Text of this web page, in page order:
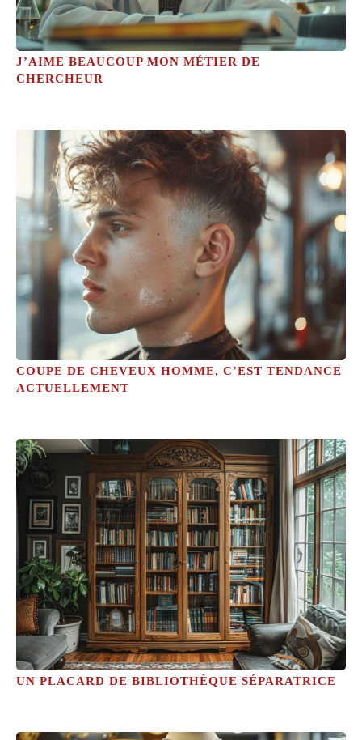
J’AIME BEAUCOUP MON MÉTIER DE
CHERCHEUR
COUPE DE CHEVEUX HOMME, C’EST TENDANCE
ACTUELLEMENT
UN PLACARD DE BIBLIOTHÈQUE SÉPARATRICE